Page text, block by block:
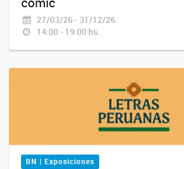
27/03/26 - 31/12/26
14:00 - 19:00 hs.
BN | Exposiciones